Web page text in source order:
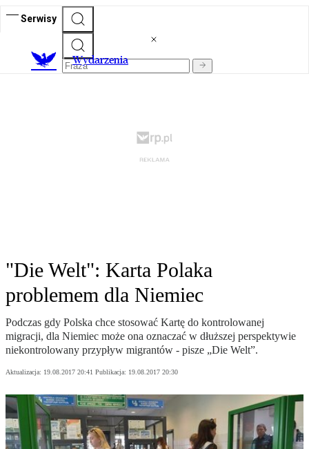
Serwisy
Wydarzenia
"Die Welt": Karta Polaka
problemem dla Niemiec
Podczas gdy Polska chce stosować Kartę do kontrolowanej
migracji, dla Niemiec może ona oznaczać w dłuższej perspektywie
niekontrolowany przypływ migrantów - pisze „Die Welt”.
Aktualizacja: 19.08.2017 20:41 Publikacja: 19.08.2017 20:30